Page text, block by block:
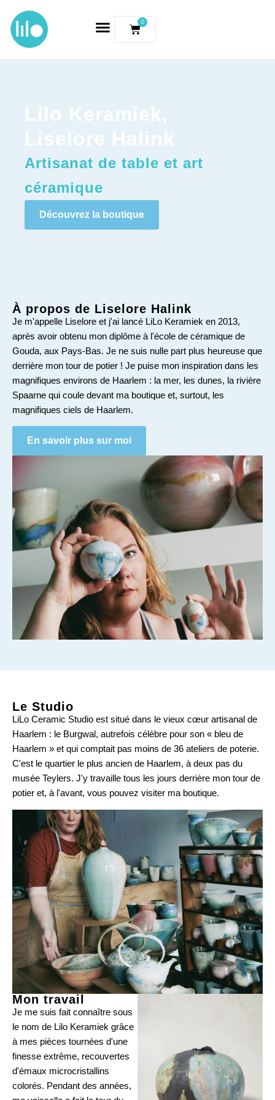
0
Lilo Keramiek,
Liselore Halink
Artisanat de table et art
céramique
Découvrez la boutique
À propos de Liselore Halink
Je m'appelle Liselore et j'ai lancé LiLo Keramiek en 2013,
après avoir obtenu mon diplôme à l'école de céramique de
Gouda, aux Pays-Bas. Je ne suis nulle part plus heureuse que
derrière mon tour de potier ! Je puise mon inspiration dans les
magnifiques environs de Haarlem : la mer, les dunes, la rivière
Spaarne qui coule devant ma boutique et, surtout, les
magnifiques ciels de Haarlem.
En savoir plus sur moi
Le Studio
LiLo Ceramic Studio est situé dans le vieux cœur artisanal de
Haarlem : le Burgwal, autrefois célèbre pour son « bleu de
Haarlem » et qui comptait pas moins de 36 ateliers de poterie.
C'est le quartier le plus ancien de Haarlem, à deux pas du
musée Teylers. J'y travaille tous les jours derrière mon tour de
potier et, à l'avant, vous pouvez visiter ma boutique.
Mon travail
Je me suis fait connaître sous
le nom de Lilo Keramiek grâce
à mes pièces tournées d'une
finesse extrême, recouvertes
d'émaux microcristallins
colorés. Pendant des années,